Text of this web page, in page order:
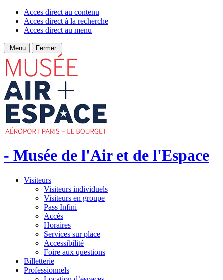
Acces direct au contenu
Acces direct à la recherche
Acces direct au menu
Menu Fermer
- Musée de l'Air et de l'Espace
Visiteurs
Visiteurs individuels
Visiteurs en groupe
Pass Infini
Accès
Horaires
Services sur place
Accessibilité
Foire aux questions
Billetterie
Professionnels